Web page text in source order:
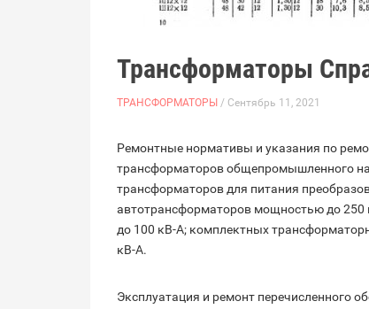
Трансформаторы
ТРАНСФОРМАТОРЫ / Сентябрь 11, 2021
Ремонтные нормативы и указания по
трансформаторов общепромышленного
трансформаторов для питания
автотрансформаторов мощностью до
до 100 кВ-А; комплектных
кВ-А.
Эксплуатация и ремонт перечисленного